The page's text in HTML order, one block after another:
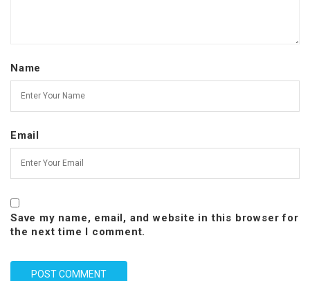
Name
Email
Save my name, email, and website in this browser for
the next time I comment.